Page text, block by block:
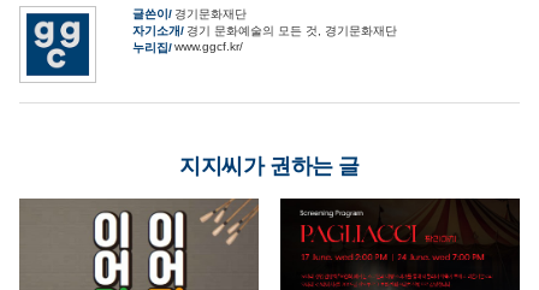
글쓴이
경기문화재단
자기소개
경기 문화예술의 모든 것, 경기문화재단
누리집 www.ggcf.kr/
지지씨가 권하는 글